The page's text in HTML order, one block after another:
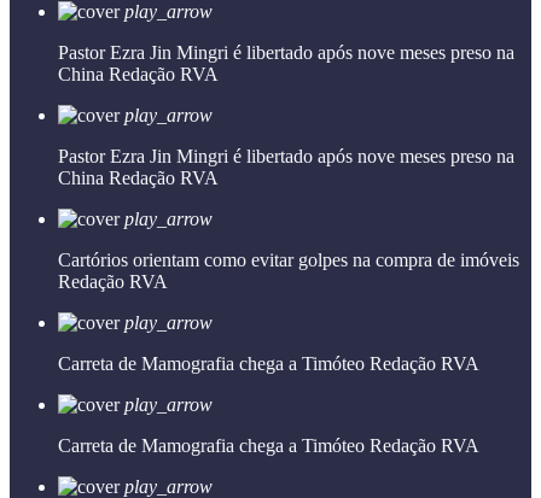
play_arrow
Pastor Ezra Jin Mingri é libertado após nove meses preso na
China Redação RVA
play_arrow
Pastor Ezra Jin Mingri é libertado após nove meses preso na
China Redação RVA
play_arrow
Cartórios orientam como evitar golpes na compra de imóveis
Redação RVA
play_arrow
Carreta de Mamografia chega a Timóteo Redação RVA
play_arrow
Carreta de Mamografia chega a Timóteo Redação RVA
play_arrow